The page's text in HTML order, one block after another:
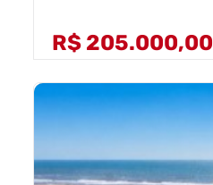
R$ 205.000,00